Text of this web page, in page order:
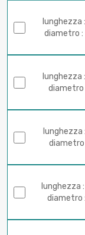
lunghezza
diametro
lunghezza
diametro
lunghezza
lunghezza
diametro